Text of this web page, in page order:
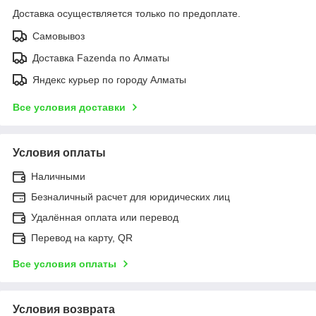
Доставка осуществляется только по предоплате.
Самовывоз
Доставка Fazenda по Алматы
Яндекс курьер по городу Алматы
Все условия доставки
Условия оплаты
Наличными
Безналичный расчет для юридических лиц
Удалённая оплата или перевод
Перевод на карту, QR
Все условия оплаты
Условия возврата